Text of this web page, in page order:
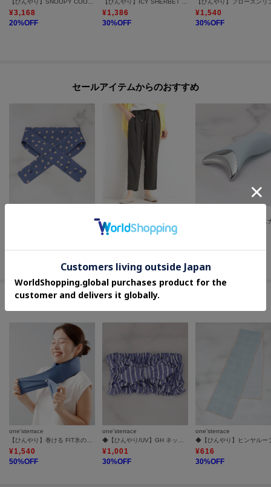
【ひんやり】SNOOPY COOLSTICK
¥3,168
20%OFF
【ひんやり】ICY SHERBET HAT
¥1,386
30%OFF
【ひんやり】フローズンリ
¥1,540
30%OFF
セールアイテムからのおすすめ
¥2,442
one'sterrace
【ひんやり】巻ける FIT氷のう 冷感バージョン
¥1,540
50%OFF
one'sterrace
◆【ひんやり/UV】GH ネッククーラー
¥1,001
30%OFF
one'sterrace
¥616
30%OFF